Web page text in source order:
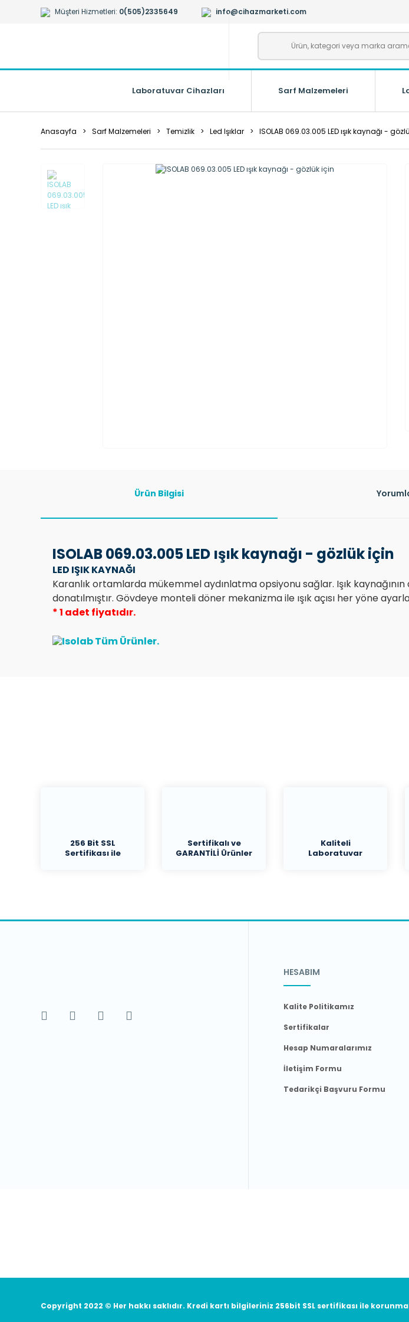
Müşteri Hizmetleri: 0(505)2335649 info@cihazmarketi.com
Laboratuvar Cihazları Sarf Malzemeleri
Anasayfa Sarf Malzemeleri Temizlik Led Işıklar ISOLAB 069.03.005 LED ışık kaynağı -
Ürün Bilgisi
ISOLAB 069.03.005 LED ışık kaynağı - gözlük için
LED IŞIK KAYNAĞI
Karanlık ortamlarda mükemmel aydınlatma opsiyonu sağlar. Işık
donatılmıştır. Gövdeye monteli döner mekanizma ile ışık açısı her yöne
* 1 adet fiyatıdır.
256 Bit SSL
Sertifikası ile
Sertifikalı ve
GARANTİLİ Ürünler
Kaliteli
Laboratuvar
HESABIM
Kalite Politikamız
Sertifikalar
Hesap Numaralarımız
İletişim Formu
Tedarikçi Başvuru Formu
Copyright 2022 © Her hakkı saklıdır. Kredi kartı bilgileriniz 256bit SSL sertifikası ile